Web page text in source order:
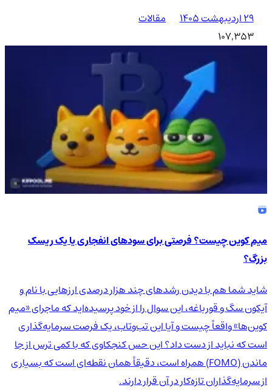
۲۹ اردیبهشت ۱۴۰۵
مقالات
107,353
میم کوین چیست؟ فرصتی برای سودهای انفجاری یا یک ریسک
بزرگ؟
شاید شما هم با دیدن رشدهای چند هزار درصدی ارزهایی با نام و
آیکون سگ و قورباغه، این سوال را از خود پرسیده‌اید که ماجرای «میم
کوین‌ها» واقعاً چیست و آیا این تب‌وتاب، یک فرصت سرمایه‌گذاری
است که نباید از دست داد؟ این حس کنجکاوی که با کمی ترس از جا
ماندن (FOMO) همراه است، دقیقاً همان نقطه‌ای است که بسیاری
از سرمایه‌گذاران تازه‌کار در آن قرار دارند.